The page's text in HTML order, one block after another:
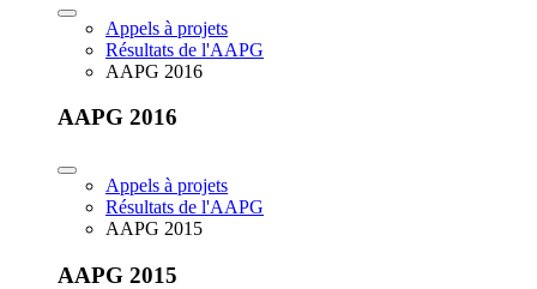
Appels à projets
Résultats de l'AAPG
AAPG 2016
AAPG 2016
Appels à projets
Résultats de l'AAPG
AAPG 2015
AAPG 2015